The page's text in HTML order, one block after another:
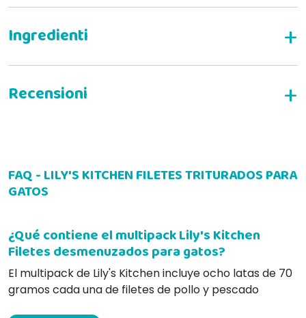
FAQ - LILY'S KITCHEN FILETES TRITURADOS PARA
GATOS
¿Qué contiene el multipack Lily's Kitchen
Filetes desmenuzados para gatos?
El multipack de Lily's Kitchen incluye ocho latas de 70
gramos cada una de filetes de pollo y pescado